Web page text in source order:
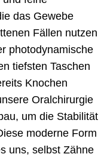
das Gewebe
Fällen nutzen
photodynamische
tiefsten Taschen
Knochen
Oralchirurgie
um die Stabilität
moderne Form
uns, selbst Zähne